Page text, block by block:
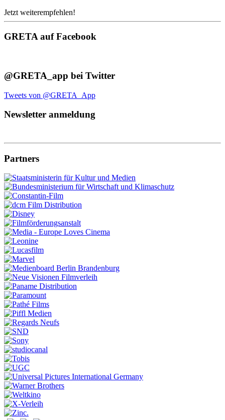
Jetzt weiterempfehlen!
GRETA auf Facebook
@GRETA_app bei Twitter
Tweets von @GRETA_App
Newsletter anmeldung
Partners